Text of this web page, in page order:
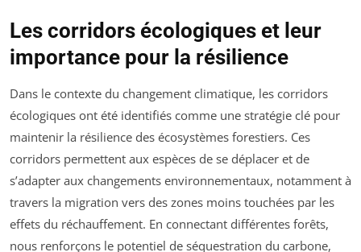
Les corridors écologiques et leur
importance pour la résilience
Dans le contexte du changement climatique, les corridors
écologiques ont été identifiés comme une stratégie clé pour
maintenir la résilience des écosystèmes forestiers. Ces
corridors permettent aux espèces de se déplacer et de
s’adapter aux changements environnementaux, notamment à
travers la migration vers des zones moins touchées par les
effets du réchauffement. En connectant différentes forêts,
nous renforçons le potentiel de séquestration du carbone,